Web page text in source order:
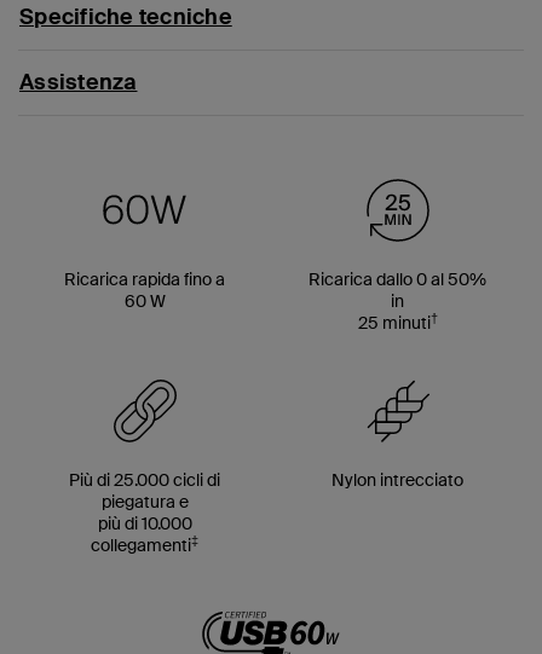
Specifiche tecniche
Assistenza
Ricarica rapida fino a
60 W
Ricarica dallo 0 al 50%
in
25 minuti†
Più di 25.000 cicli di
piegatura e
più di 10.000
collegamenti‡
Nylon intrecciato